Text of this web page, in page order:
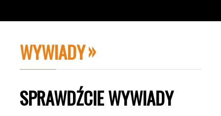
WYWIADY
SPRAWDŹCIE WYWIADY